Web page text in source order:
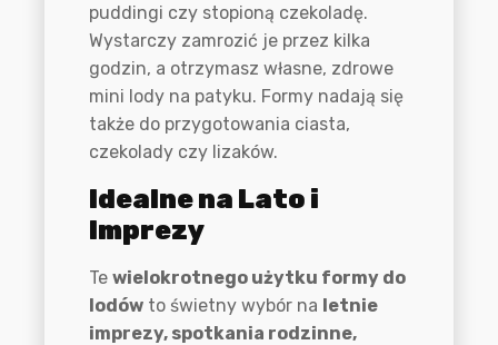
puddingi czy stopioną czekoladę.
Wystarczy zamrozić je przez kilka
godzin, a otrzymasz własne, zdrowe
mini lody na patyku. Formy nadają się
także do przygotowania ciasta,
czekolady czy lizaków.
Idealne na Lato i
Imprezy
Te wielokrotnego użytku formy do
lodów to świetny wybór na letnie
imprezy, spotkania rodzinne,